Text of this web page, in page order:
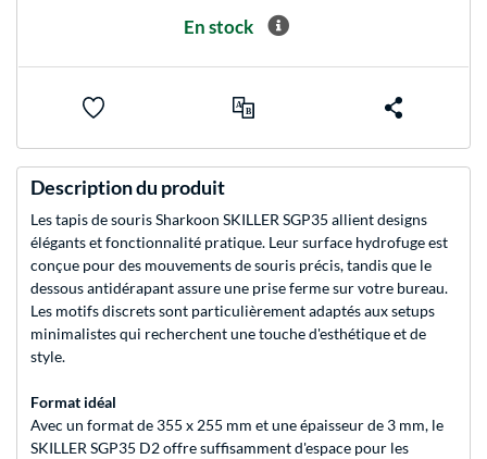
En stock
Description du produit
Les tapis de souris Sharkoon SKILLER SGP35 allient designs
élégants et fonctionnalité pratique. Leur surface hydrofuge est
conçue pour des mouvements de souris précis, tandis que le
dessous antidérapant assure une prise ferme sur votre bureau.
Les motifs discrets sont particulièrement adaptés aux setups
minimalistes qui recherchent une touche d'esthétique et de
style.
Format idéal
Avec un format de 355 x 255 mm et une épaisseur de 3 mm, le
SKILLER SGP35 D2 offre suffisamment d'espace pour les